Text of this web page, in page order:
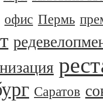
офис Пермь
Саратов